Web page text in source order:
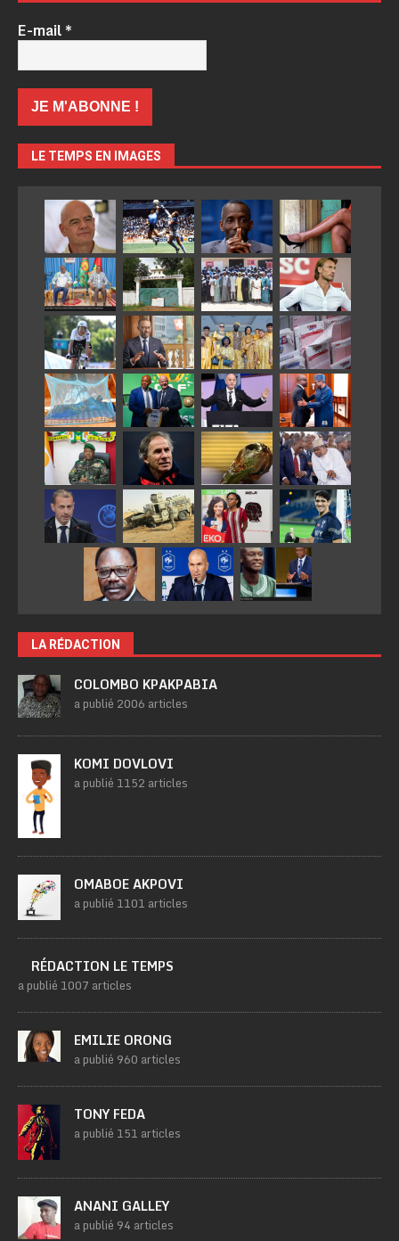
E-mail*
LE TEMPS EN IMAGES
LA RÉDACTION
COLOMBO KPAKPABIA
a publié 2006 articles
KOMI DOVLOVI
a publié 1152 articles
OMABOE AKPOVI
a publié 1101 articles
RÉDACTION LE TEMPS
a publié 1007 articles
EMILIE ORONG
a publié 960 articles
TONY FEDA
a publié 151 articles
ANANI GALLEY
a publié 94 articles